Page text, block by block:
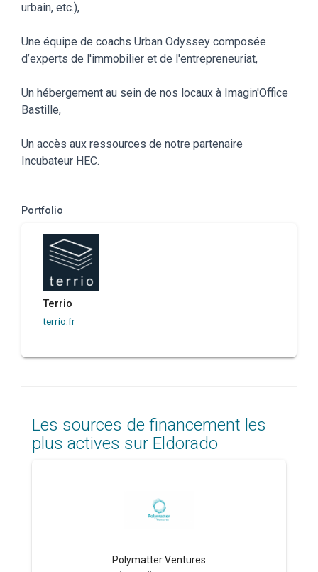
urbain, etc.),
Une équipe de coachs Urban Odyssey composée
d’experts de l'immobilier et de l'entrepreneuriat,
Un hébergement au sein de nos locaux à Imagin'Office
Bastille,
Un accès aux ressources de notre partenaire
Incubateur HEC.
Portfolio
Terrio
terrio.fr
Les sources de financement les
plus actives sur Eldorado
Polymatter Ventures